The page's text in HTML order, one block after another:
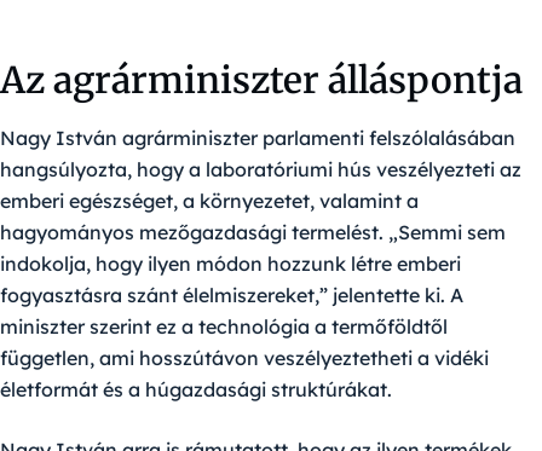
Az agrárminiszter álláspontja
Nagy István agrárminiszter parlamenti felszólalásában
hangsúlyozta, hogy a laboratóriumi hús veszélyezteti az
emberi egészséget, a környezetet, valamint a
hagyományos mezőgazdasági termelést. „Semmi sem
indokolja, hogy ilyen módon hozzunk létre emberi
fogyasztásra szánt élelmiszereket,” jelentette ki. A
miniszter szerint ez a technológia a termőföldtől
független, ami hosszútávon veszélyeztetheti a vidéki
életformát és a húgazdasági struktúrákat.